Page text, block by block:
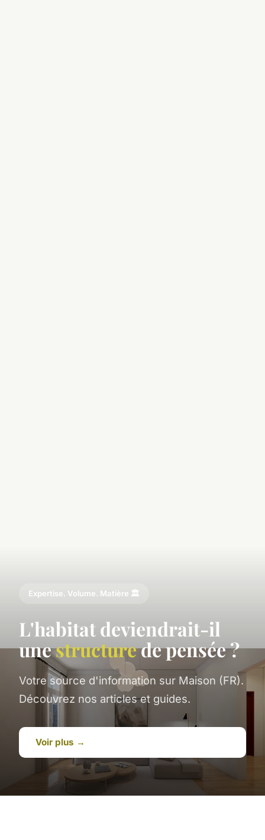
Expertise. Volume. Matière 🏛️
L'habitat deviendrait-il
unestructurede pensée ?
Votre source d'information sur Maison (FR).
Découvrez nos articles et guides.
Voir plus →